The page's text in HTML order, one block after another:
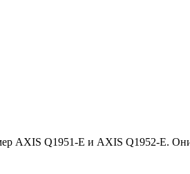
AXIS Q1951-E и AXIS Q1952-E.